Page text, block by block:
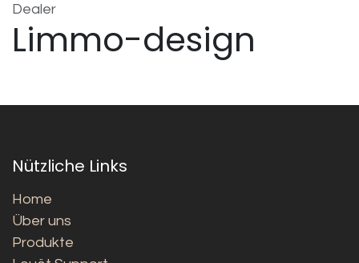
Dealer
Limmo-design
Nützliche Links
Home
Über uns
Produkte